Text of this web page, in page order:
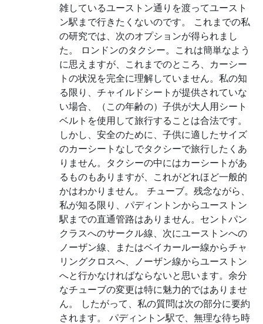
雑しているユーストン通りを渡ってユースト
ン駅まで行きたくないのです。 これまでの私
の研究では、次のオプションが得られまし
た。 ロンドンのタクシー。これは簡単なよう
に思えますが、これまでのところ、カーシー
トの状況を完全に理解していません。私の知
る限り、チャイルドシートが提供されていな
い場合、（この年齢の）子供が大人用シート
ベルトを使用して旅行することは合法です。
しかし、安全のために、子供に適したサイズ
のカーシートなしでタクシーで旅行したくあ
りません。タクシーの中にはカーシートがあ
るものもありますが、これがどれほど一般的
かはわかりません。 チューブ。残念ながら、
私が知る限り、パディントンからユーストン
駅までの直通管路はありません。セントパン
クラスへのサークル線、次にユーストンへの
ノーザン線、またはベイカールー線からチャ
リングクロスへ、ノーザン線からユーストン
へと行かなければならないと思います。余分
なチューブの変更は特に魅力的ではありませ
ん。 したがって、私の質問は次の部分に要約
されます。 パディントン駅で、無理な待ち時